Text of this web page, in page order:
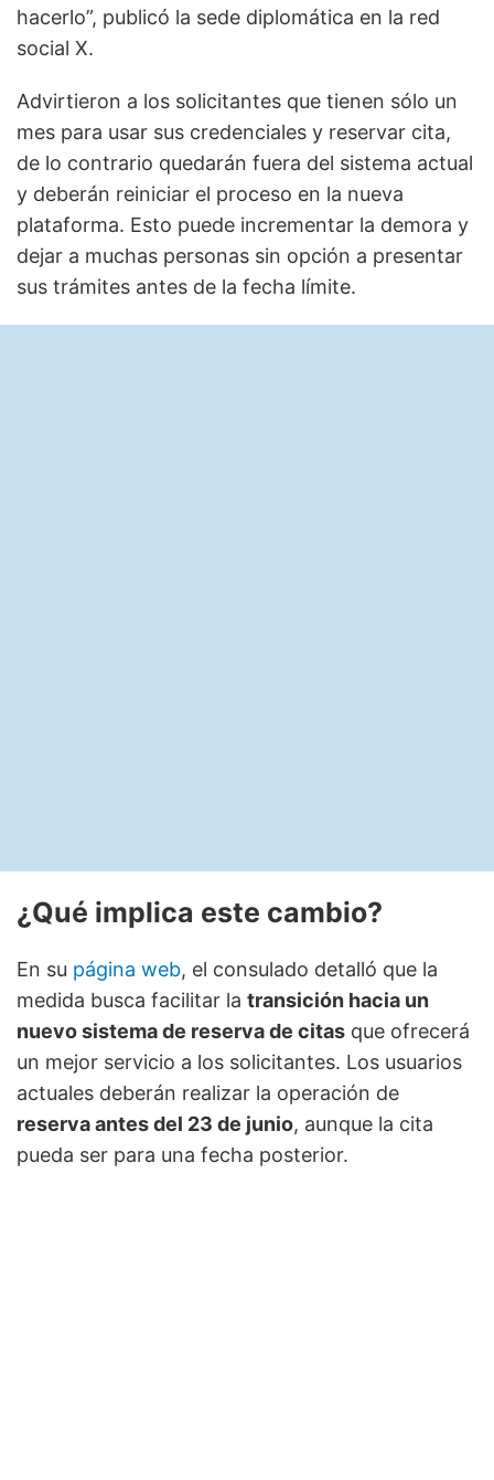
hacerlo”, publicó la sede diplomática en la red
social X.
Advirtieron a los solicitantes que tienen sólo un
mes para usar sus credenciales y reservar cita,
de lo contrario quedarán fuera del sistema actual
y deberán reiniciar el proceso en la nueva
plataforma. Esto puede incrementar la demora y
dejar a muchas personas sin opción a presentar
sus trámites antes de la fecha límite.
¿Qué implica este cambio?
En su página web, el consulado detalló que la
medida busca facilitar la transición hacia un
nuevo sistema de reserva de citas que ofrecerá
un mejor servicio a los solicitantes. Los usuarios
actuales deberán realizar la operación de
reserva antes del 23 de junio, aunque la cita
pueda ser para una fecha posterior.